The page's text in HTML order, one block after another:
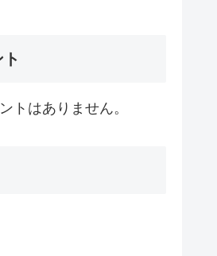
トはありません。